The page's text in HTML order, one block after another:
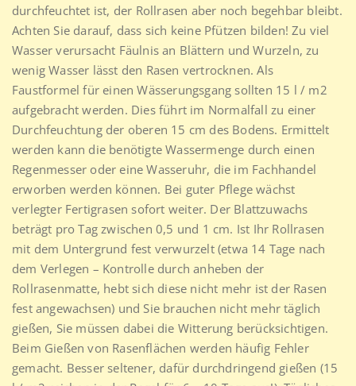
durchfeuchtet ist, der Rollrasen aber noch begehbar bleibt.
Achten Sie darauf, dass sich keine Pfützen bilden! Zu viel
Wasser verursacht Fäulnis an Blättern und Wurzeln, zu
wenig Wasser lässt den Rasen vertrocknen. Als
Faustformel für einen Wässerungsgang sollten 15 l / m2
aufgebracht werden. Dies führt im Normalfall zu einer
Durchfeuchtung der oberen 15 cm des Bodens. Ermittelt
werden kann die benötigte Wassermenge durch einen
Regenmesser oder eine Wasseruhr, die im Fachhandel
erworben werden können. Bei guter Pflege wächst
verlegter Fertigrasen sofort weiter. Der Blattzuwachs
beträgt pro Tag zwischen 0,5 und 1 cm. Ist Ihr Rollrasen
mit dem Untergrund fest verwurzelt (etwa 14 Tage nach
dem Verlegen – Kontrolle durch anheben der
Rollrasenmatte, hebt sich diese nicht mehr ist der Rasen
fest angewachsen) und Sie brauchen nicht mehr täglich
gießen, Sie müssen dabei die Witterung berücksichtigen.
Beim Gießen von Rasenflächen werden häufig Fehler
gemacht. Besser seltener, dafür durchdringend gießen (15